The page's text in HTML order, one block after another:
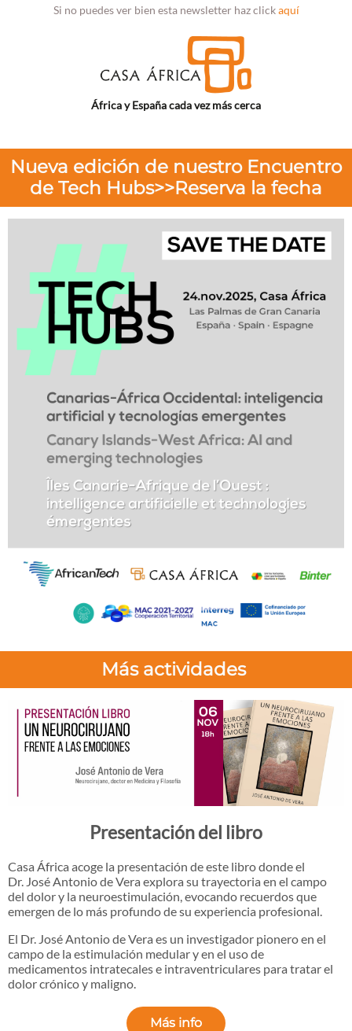
Si no puedes ver bien esta newsletter haz clickaquí
África y España cada vez más cerca
Nueva edición de nuestro Encuentro
de Tech Hubs>>Reserva la fecha
Más actividades
Presentación del libro
Casa África acoge la presentación de este libro donde el
Dr. José Antonio de Vera explora su trayectoria en el campo
del dolor y la neuroestimulación, evocando recuerdos que
emergen de lo más profundo de su experiencia profesional.
El Dr. José Antonio de Vera es un investigador pionero en el
campo de la estimulación medular y en el uso de
medicamentos intratecales e intraventriculares para tratar el
dolor crónico y maligno.
Más info